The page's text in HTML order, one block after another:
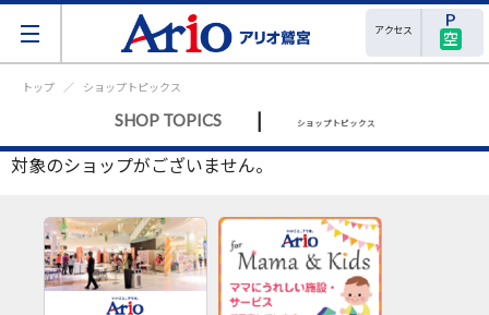
アクセス 空
トップ ショップトピックス
SHOP TOPICS | ショップトピックス
対象のショップがございません。